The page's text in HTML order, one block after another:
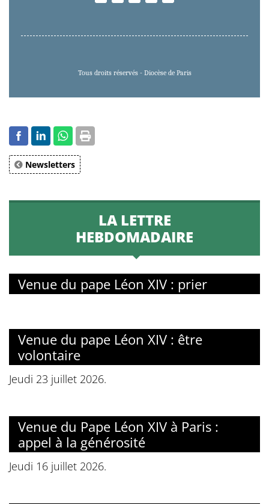
Tous droits réservés - Diocèse de Paris
Newsletters
LA LETTRE
HEBDOMADAIRE
Venue du pape Léon XIV : prier
Venue du pape Léon XIV : être
volontaire
Jeudi 23 juillet 2026.
Venue du Pape Léon XIV à Paris :
appel à la générosité
Jeudi 16 juillet 2026.